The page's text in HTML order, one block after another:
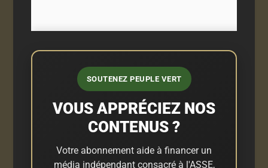
SOUTENEZ PEUPLE VERT
VOUS APPRÉCIEZ NOS
CONTENUS ?
Votre abonnement aide à financer un
média indépendant consacré à l'ASSE,